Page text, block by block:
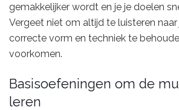
gemakkelijker wordt en je je doelen
Vergeet niet om altijd te luisteren
correcte vorm en techniek te
voorkomen.
Basisoefeningen om de
leren